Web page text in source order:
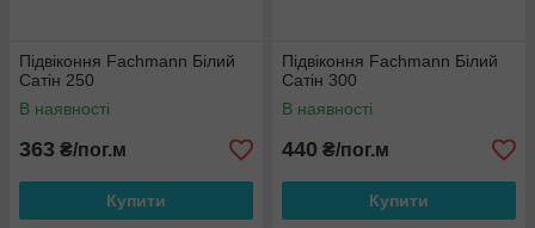
Підвіконня Fachmann Білий
Сатін 250
В наявності
363 ₴/пог.м
Купити
Підвіконня Fachmann Білий
Сатін 300
В наявності
440 ₴/пог.м
Купити